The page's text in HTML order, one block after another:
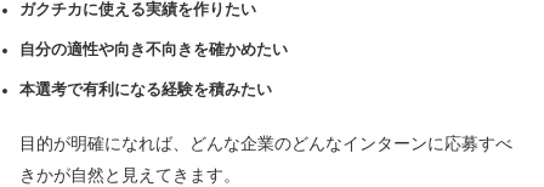
ガクチカに使える実績を作りたい
自分の適性や向き不向きを確かめたい
本選考で有利になる経験を積みたい
目的が明確になれば、どんな企業のどんなインターンに応募すべ
きかが自然と見えてきます。